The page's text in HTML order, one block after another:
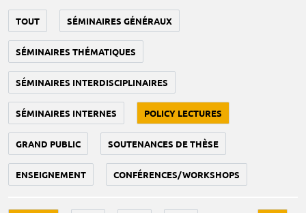
TOUT SÉMINAIRES GÉNÉRAUX
SÉMINAIRES THÉMATIQUES
SÉMINAIRES INTERDISCIPLINAIRES
SÉMINAIRES INTERNES POLICY LECTURES
GRAND PUBLIC SOUTENANCES DE THÈSE
ENSEIGNEMENT CONFÉRENCES/WORKSHOPS